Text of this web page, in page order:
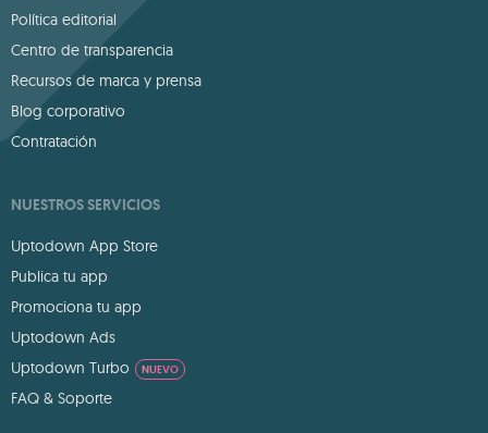
Política editorial
Centro de transparencia
Recursos de marca y prensa
Blog corporativo
Contratación
NUESTROS SERVICIOS
Uptodown App Store
Publica tu app
Promociona tu app
Uptodown Ads
Uptodown Turbo
NUEVO
FAQ & Soporte